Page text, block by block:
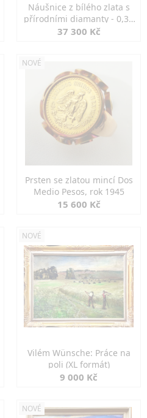
Náušnice z bílého zlata s
přírodními diamanty - 0,30
ct
37 300 Kč
NOVÉ
Prsten se zlatou mincí Dos
Medio Pesos, rok 1945
15 600 Kč
NOVÉ
Vilém Wünsche: Práce na
poli (XL formát)
9 000 Kč
NOVÉ